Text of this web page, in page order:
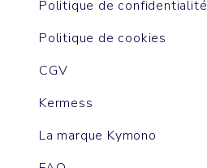
Politique de confidentialité
Politique de cookies
CGV
Kermess
La marque Kymono